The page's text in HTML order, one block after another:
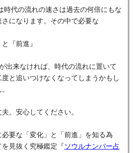
時代の流れの速さは過去の何倍にもな
さになります。その中で必要な
と『前進』
出来なければ、時代の流れに置いて
と追いつけなくなってしまうかもし
。安心してください。
必要な「変化」と「前進」を知る為
を見抜く究極鑑定『 ソウルナンバー占